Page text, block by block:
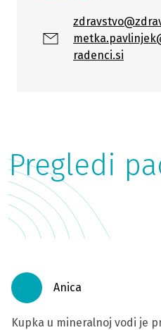
radenci.si
Pregledi
Anica
Kupka u mineralnoj vodi je